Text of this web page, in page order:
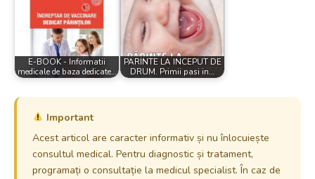
E-BOOK - Informatii
medicale de baza dedicate…
PARINTE LA INCEPUT DE
DRUM. Primii pasi in…
Important
Acest articol are caracter informativ și nu înlocuiește
consultul medical. Pentru diagnostic și tratament,
programați o consultație la medicul specialist. În caz de